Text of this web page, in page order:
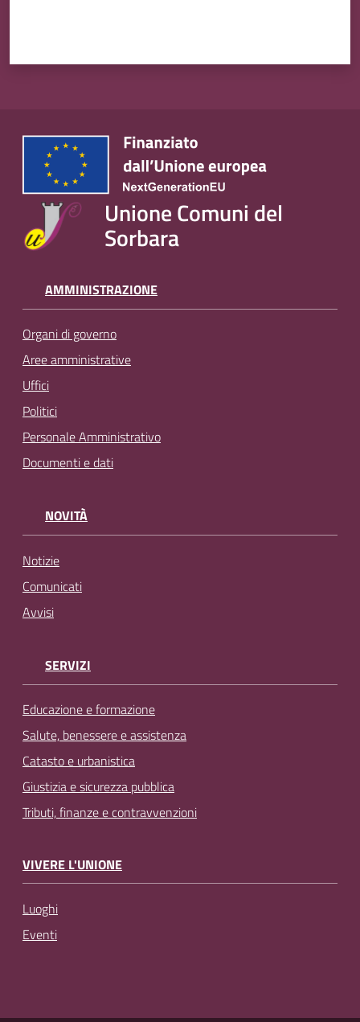
Unione Comuni del
Sorbara
AMMINISTRAZIONE
Organi di governo
Aree amministrative
Uffici
Politici
Personale Amministrativo
Documenti e dati
NOVITÀ
Notizie
Comunicati
Avvisi
SERVIZI
Educazione e formazione
Salute, benessere e assistenza
Catasto e urbanistica
Giustizia e sicurezza pubblica
Tributi, finanze e contravvenzioni
VIVERE L'UNIONE
Luoghi
Eventi